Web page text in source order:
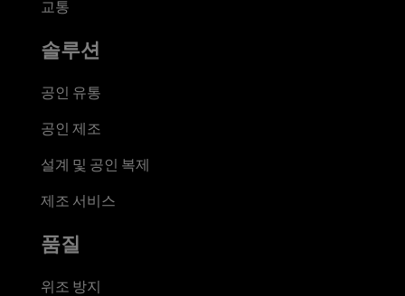
교통
솔루션
공인 유통
공인 제조
설계 및 공인 복제
제조 서비스
품질
위조 방지